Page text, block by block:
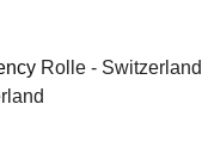
Rolle - Switzerland